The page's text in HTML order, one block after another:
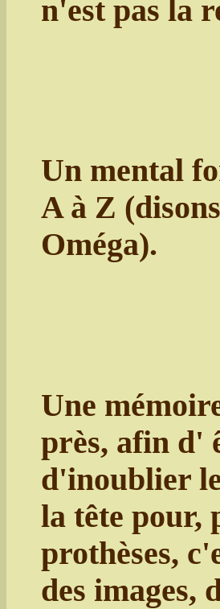
n'est pas la
Un mental
A à Z
Oméga).
Une
près, afin d'
d'inoublier
la tête pour,
prothèses,
des images,